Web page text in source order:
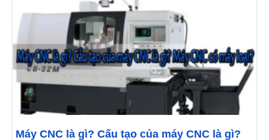
Máy CNC là gì? Cấu tạo của máy CNC là gì?